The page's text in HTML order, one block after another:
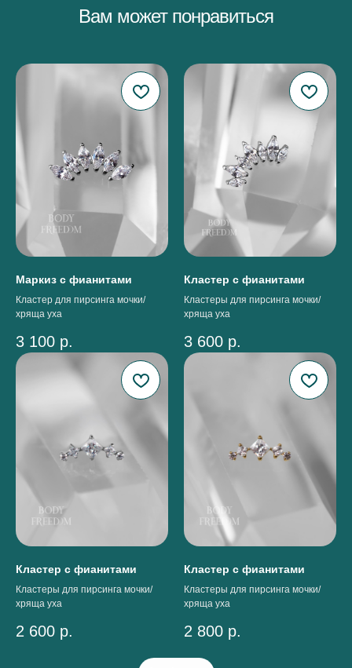
Вам может понравиться
Маркиз с фианитами
Кластер для пирсинга мочки/
хряща уха
3 100 р.
Кластер с фианитами
Кластеры для пирсинга мочки/
хряща уха
3 600 р.
Кластер с фианитами
Кластеры для пирсинга мочки/
хряща уха
2 600 р.
Кластер с фианитами
Кластеры для пирсинга мочки/
хряща уха
2 800 р.